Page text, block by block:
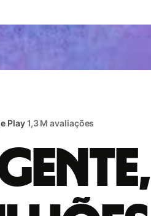
Play1,3 M avaliações